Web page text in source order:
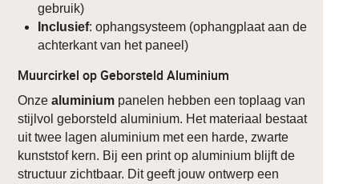
gebruik)
Inclusief: ophangsysteem (ophangplaat aan de
achterkant van het paneel)
Muurcirkel op Geborsteld Aluminium
Onzealuminium panelen hebben een toplaag van
stijlvol geborsteld aluminium. Het materiaal bestaat
uit twee lagen aluminium met een harde, zwarte
kunststof kern. Bij een print op aluminium blijft de
structuur zichtbaar. Dit geeft jouw ontwerp een